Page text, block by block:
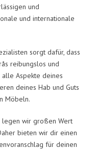
und
und internationale
sorgt dafür, dass
reibungslos und
Aspekte deines
deines Hab und Guts
Möbeln.
legen wir großen Wert
bieten wir dir einen
für deinen